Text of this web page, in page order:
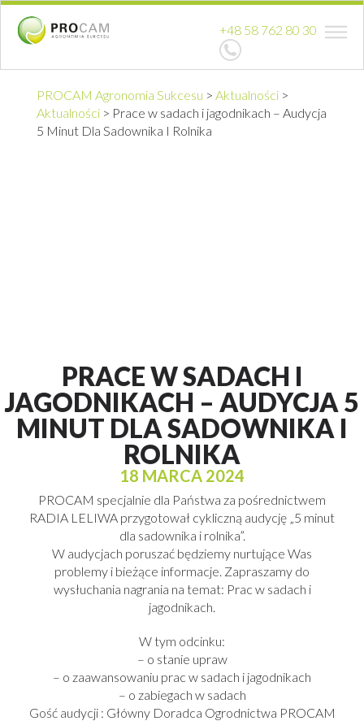
+48 58 762 80 30
PROCAM Agronomia Sukcesu > Aktualności >
Aktualności > Prace w sadach i jagodnikach – Audycja
5 Minut Dla Sadownika I Rolnika
PRACE W SADACH I
JAGODNIKACH – AUDYCJA 5
MINUT DLA SADOWNIKA I
ROLNIKA
18 MARCA 2024
PROCAM specjalnie dla Państwa za pośrednictwem
RADIA LELIWA przygotował cykliczną audycję „5 minut
dla sadownika i rolnika”.
W audycjach poruszać będziemy nurtujące Was
problemy i bieżące informacje. Zapraszamy do
wysłuchania nagrania na temat: Prac w sadach i
jagodnikach.
W tym odcinku:
– o stanie upraw
– o zaawansowaniu prac w sadach i jagodnikach
– o zabiegach w sadach
Gość audycji : Główny Doradca Ogrodnictwa PROCAM